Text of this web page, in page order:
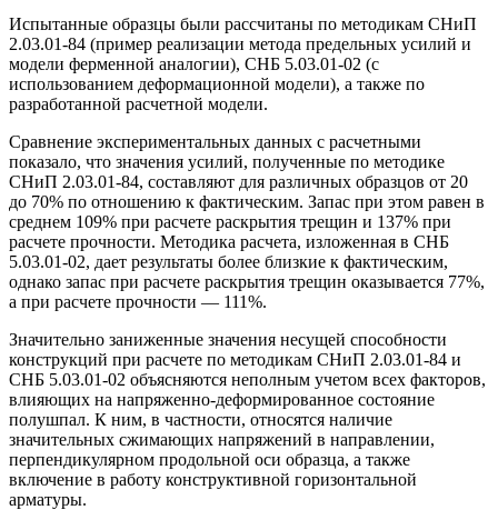
Испытанные образцы были рассчитаны по методикам СНиП
2.03.01-84 (пример реализации метода предельных усилий и
модели ферменной аналогии), СНБ 5.03.01-02 (с
использованием деформационной модели), а также по
разработанной расчетной модели.
Сравнение экспериментальных данных с расчетными
показало, что значения усилий, полученные по методике
СНиП 2.03.01-84, составляют для различных образцов от 20
до 70% по отношению к фактическим. Запас при этом равен в
среднем 109% при расчете раскрытия трещин и 137% при
расчете прочности. Методика расчета, изложенная в СНБ
5.03.01-02, дает результаты более близкие к фактическим,
однако запас при расчете раскрытия трещин оказывается 77%,
а при расчете прочности — 111%.
Значительно заниженные значения несущей способности
конструкций при расчете по методикам СНиП 2.03.01-84 и
СНБ 5.03.01-02 объясняются неполным учетом всех факторов,
влияющих на напряженно-деформированное состояние
полушпал. К ним, в частности, относятся наличие
значительных сжимающих напряжений в направлении,
перпендикулярном продольной оси образца, а также
включение в работу конструктивной горизонтальной
арматуры.